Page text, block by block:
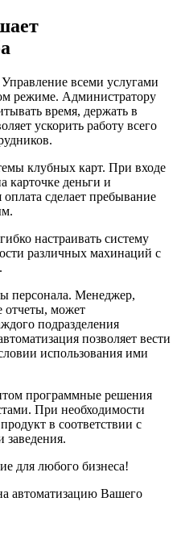
всеми услугами
режиме. Администратору
время, держать в
ускорить работу всего
клубных карт. При входе
карточке деньги и
сделает пребывание
настраивать систему
различных махинаций с
персонала. Менеджер,
отчеты, может
подразделения
позволяет вести
использования ими
программные решения
При необходимости
в соответствии с
для любого бизнеса!
автоматизацию Вашего